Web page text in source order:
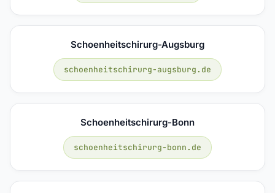
Schoenheitschirurg-Augsburg
schoenheitschirurg-augsburg.de
Schoenheitschirurg-Bonn
schoenheitschirurg-bonn.de